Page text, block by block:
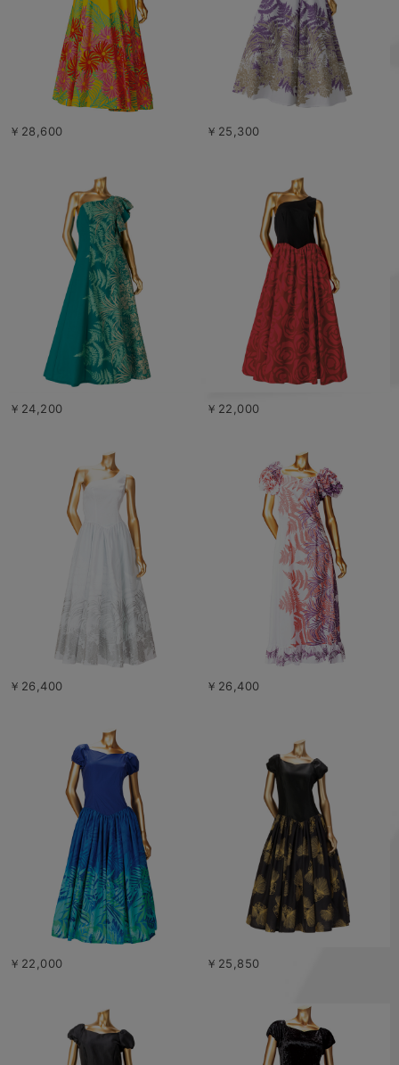
￥28,600 ￥25,300
￥24,200 ￥22,000
￥26,400 ￥26,400
￥22,000 ￥25,850